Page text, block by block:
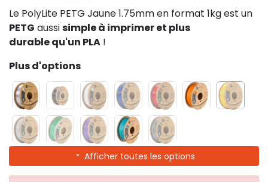
Le PolyLite PETG Jaune 1.75mm en format 1kg est un
PETG aussisimple à imprimer et plus
durable qu'un PLA !
Plus d'options
Afficher toutes les options